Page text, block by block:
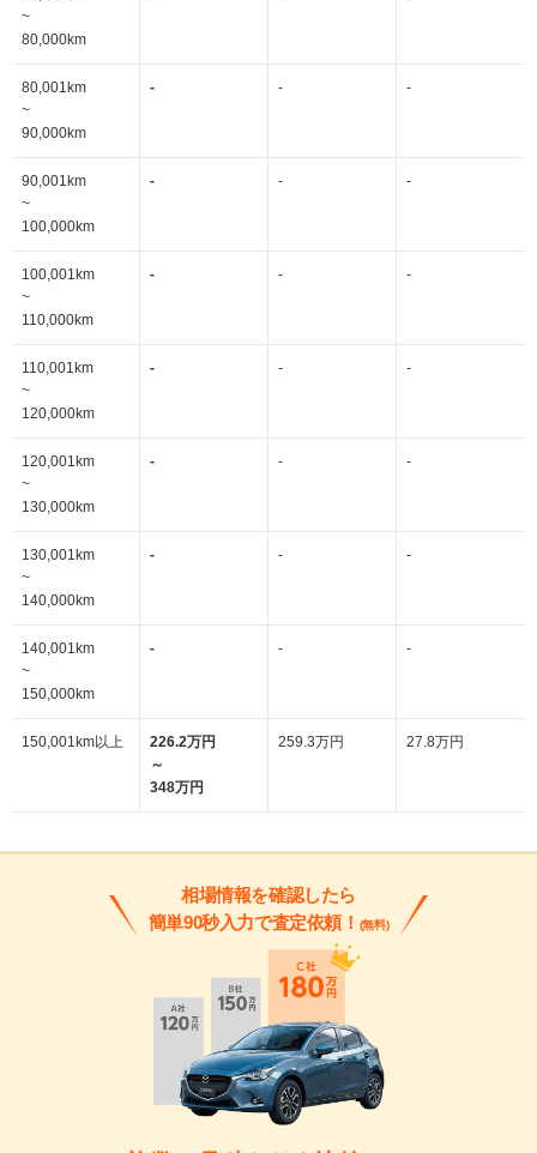
~
80,000km
80,001km
~
90,000km
- - -
90,001km
~
100,000km
- - -
100,001km
~
110,000km
- - -
110,001km
~
120,000km
- - -
120,001km
~
130,000km
- - -
130,001km
~
140,000km
- - -
140,001km
~
150,000km
- - -
150,001km以上
226.2万円
～
348万円
259.3万円 27.8万円
相場情報を確認したら
簡単90秒入力で査定依頼！ (無料)